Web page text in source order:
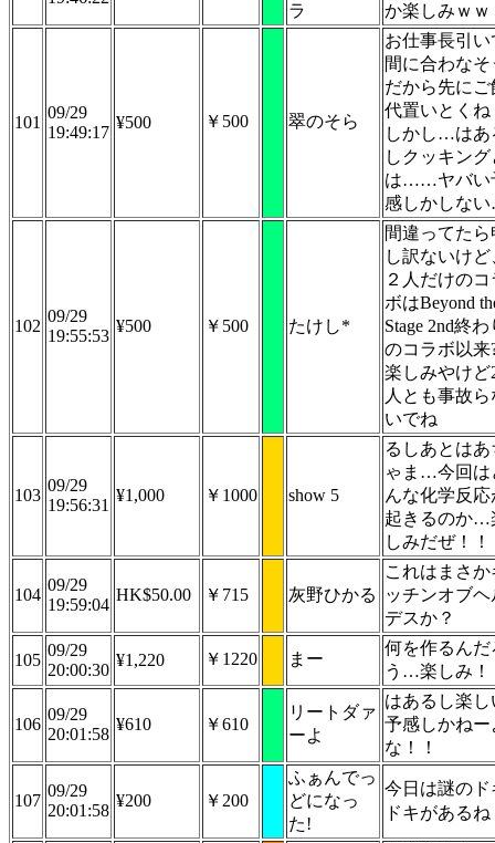
ラ
か楽しみｗｗ
101
09/29
19:49:17
¥500 ￥500 翠のそら
お仕事長引い
間に合わなそ
だから先にご
代置いとくね
しかし…はあ
しクッキング
は……ヤバい
感しかしな
102
09/29
19:55:53
¥500 ￥500 たけし*
間違ってたら
し訳ないけど
２人だけのコ
ボはBeyond
Stage 2nd終わ
のコラボ以来
楽しみやけど
人とも事故ら
いでね
103
09/29
19:56:31
¥1,000 ￥1000 show 5
るしあとはあ
ゃま…今回は
んな化学反応
起きるのか…
しみだぜ！！
104
09/29
19:59:04
HK$50.00 ￥715 灰野ひかる
これはまさか
ッチンオブヘ
デスか？
105
09/29
20:00:30
¥1,220 ￥1220 まー
何を作るんだ
う…楽しみ！
106
09/29
20:01:58
¥610 ￥610
リートダァ
ーよ
はあるし楽し
予感しかねー
な！！
107
09/29
20:01:58
¥200 ￥200
ふぁんでっ
どになっ
た!
今日は謎のド
ドキがあるね